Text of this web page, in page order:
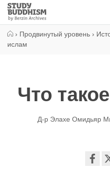
Close
Study
Buddhism
› Продвинутый уровень ›
ислам
Что
Д-р Элахе Омидьяр